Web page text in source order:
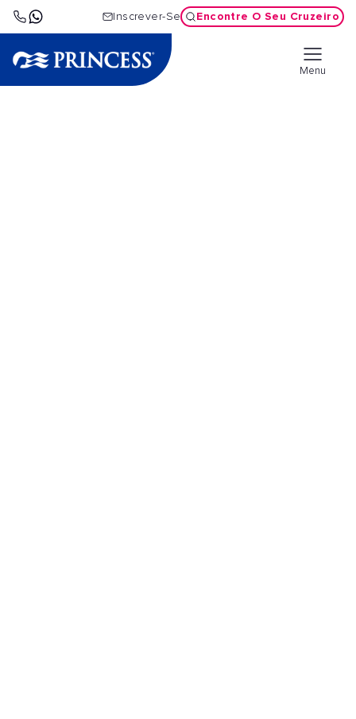
Inscrever-Se Encontre O Seu Cruzeiro
Menu